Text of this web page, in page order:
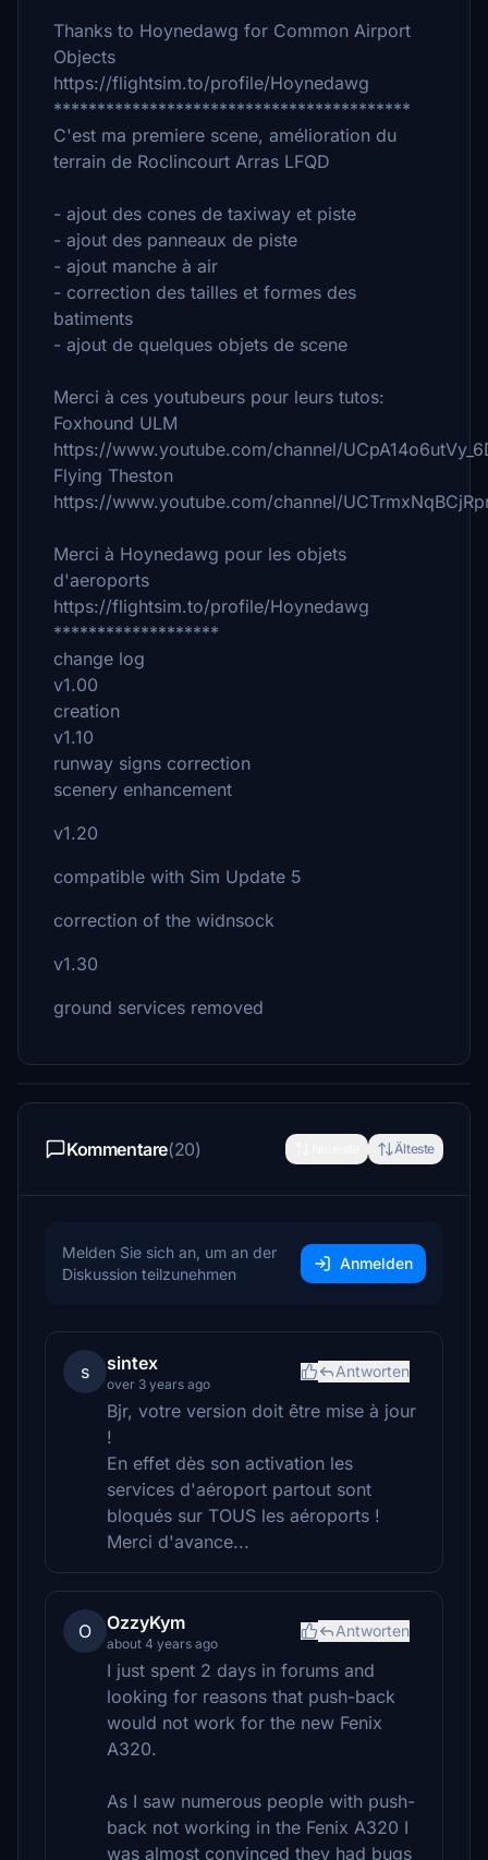
Thanks to Hoynedawg for Common Airport
Objects
https://flightsim.to/profile/Hoynedawg
*****************************************
C'est ma premiere scene, amélioration du
terrain de Roclincourt Arras LFQD
- ajout des cones de taxiway et piste
- ajout des panneaux de piste
- ajout manche à air
- correction des tailles et formes des
batiments
- ajout de quelques objets de scene
Merci à ces youtubeurs pour leurs tutos:
Foxhound ULM
https://www.youtube.com/channel/
Flying Theston
https://www.youtube.com/channel/
Merci à Hoynedawg pour les objets
d'aeroports
https://flightsim.to/profile/Hoynedawg
*******************
change log
v1.00
creation
v1.10
runway signs correction
scenery enhancement
v1.20
compatible with Sim Update 5
correction of the widnsock
v1.30
ground services removed
Kommentare(20) Älteste
Melden Sie sich an, um an der
Diskussion teilzunehmen
Anmelden
s sintex
over 3 years ago
Antworten
Bjr, votre version doit être mise à jour
!
En effet dès son activation les
services d'aéroport partout sont
bloqués sur TOUS les aéroports !
Merci d'avance...
O OzzyKym
about 4 years ago
Antworten
I just spent 2 days in forums and
looking for reasons that push-back
would not work for the new Fenix
A320.
As I saw numerous people with push-
back not working in the Fenix A320 I
was almost convinced they had bugs